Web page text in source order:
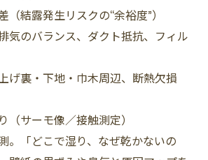
（結露発生リスクの“余裕度”）
気のバランス、ダクト抵抗、フィル
げ裏・下地・巾木周辺、断熱欠損
（サーモ像／接触測定）
。「どこで湿り、なぜ乾かないの